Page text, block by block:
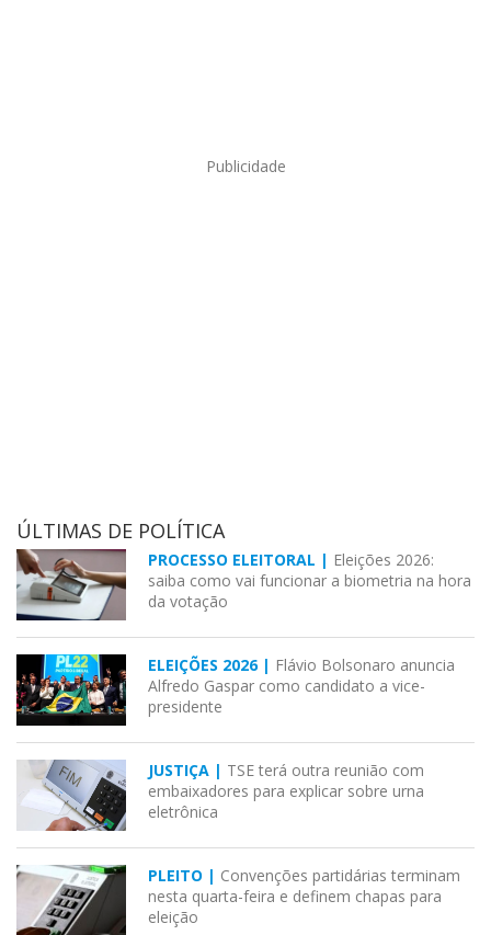
Publicidade
ÚLTIMAS DE POLÍTICA
PROCESSO ELEITORAL | Eleições 2026:
saiba como vai funcionar a biometria na hora
da votação
ELEIÇÕES 2026 | Flávio Bolsonaro anuncia
Alfredo Gaspar como candidato a vice-
presidente
JUSTIÇA | TSE terá outra reunião com
embaixadores para explicar sobre urna
eletrônica
PLEITO | Convenções partidárias terminam
nesta quarta-feira e definem chapas para
eleição